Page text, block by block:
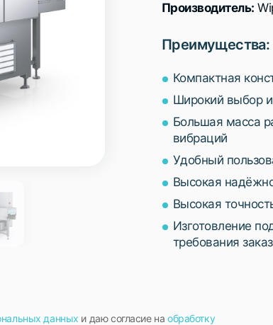
Производитель:
Преимущества:
Компактная
Широкий выбор
Большая масса
вибраций
Удобный
Высокая
Высокая
Изготовление
требования
данных и даю согласие на обработку